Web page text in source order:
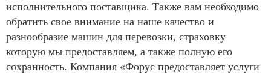
исполнительного поставщика. Также вам необходимо
обратить свое внимание на наше качество и
разнообразие машин для перевозки, страховку
которую мы предоставляем, а также полную его
сохранность. Компания «Форус предоставляет услуги